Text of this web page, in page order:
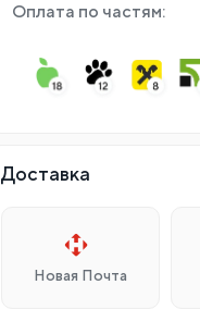
Оплата по частям:
Доставка
Новая Почта